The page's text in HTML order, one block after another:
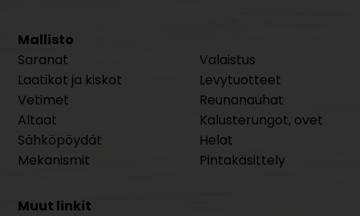
Mallisto
Saranat
Laatikot ja kiskot
Vetimet
Altaat
Sähköpöydät
Mekanismit
Valaistus
Levytuotteet
Reunanauhat
Kalusterungot, ovet
Helat
Pintakäsittely
Muut linkit